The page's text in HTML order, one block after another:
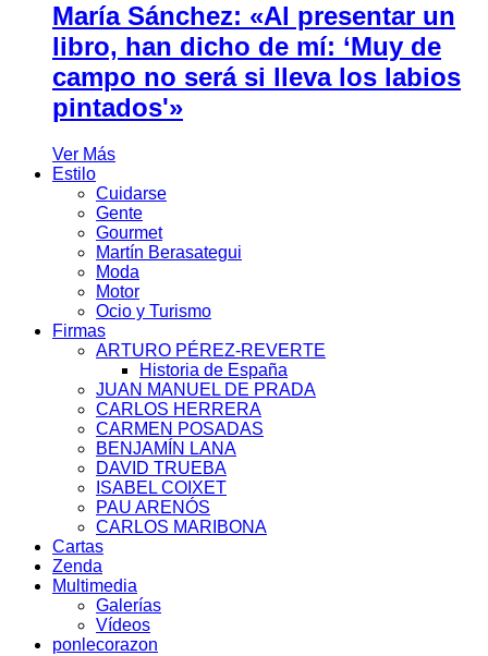
María Sánchez: «Al presentar un
libro, han dicho de mí: ‘Muy de
campo no será si lleva los labios
pintados'»
Ver Más
Estilo
Cuidarse
Gente
Gourmet
Martín Berasategui
Moda
Motor
Ocio y Turismo
Firmas
ARTURO PÉREZ-REVERTE
Historia de España
JUAN MANUEL DE PRADA
CARLOS HERRERA
CARMEN POSADAS
BENJAMÍN LANA
DAVID TRUEBA
ISABEL COIXET
PAU ARENÓS
CARLOS MARIBONA
Cartas
Zenda
Multimedia
Galerías
Vídeos
ponlecorazon